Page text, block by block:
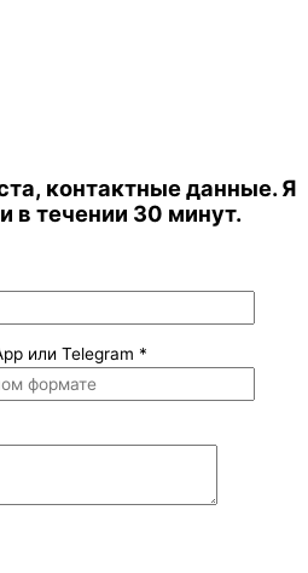
контактные данные. Я
в течении 30 минут.
или Telegram *